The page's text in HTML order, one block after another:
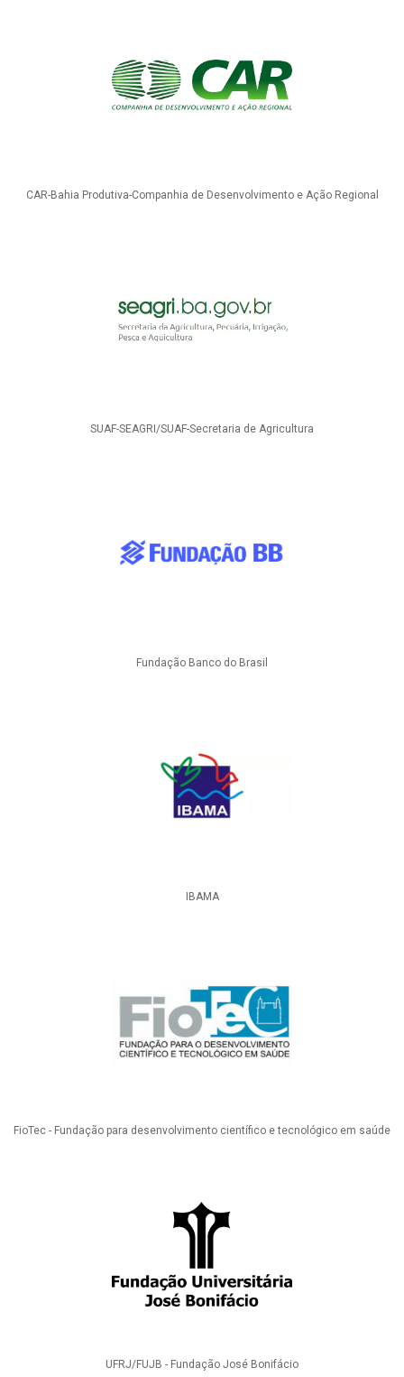
CAR-Bahia Produtiva-Companhia de Desenvolvimento e Ação Regional
SUAF-SEAGRI/SUAF-Secretaria de Agricultura
Fundação Banco do Brasil
IBAMA
FioTec - Fundação para desenvolvimento científico e tecnológico em saúde
UFRJ/FUJB - Fundação José Bonifácio